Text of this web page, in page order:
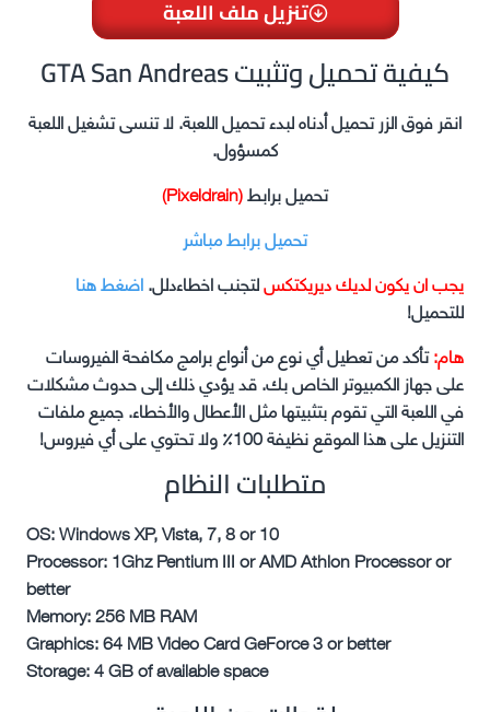
تنزيل ملف اللعبة
GTA San Andreas كيفية تحميل وتثبيت
انقر فوق الزر تحميل أدناه لبدء تحميل اللعبة. لا تنسى تشغيل اللعبة
كمسؤول.
تحميل برابط(Pixeldrain)
تحميل برابط مباشر
يجب ان يكون لديك ديريكتكسلتجنب اخطاءدلل.اضغط هنا
للتحميل!
هام:تأكد من تعطيل أي نوع من أنواع برامج مكافحة الفيروسات
على جهاز الكمبيوتر الخاص بك. قد يؤدي ذلك إلى حدوث مشكلات
في اللعبة التي تقوم بتثبيتها مثل الأعطال والأخطاء. جميع ملفات
التنزيل على هذا الموقع نظيفة 100٪ ولا تحتوي على أي فيروس!
متطلبات النظام
OS: Windows XP, Vista, 7, 8 or 10
Processor: 1Ghz Pentium III or AMD Athlon Processor or
better
Memory: 256 MB RAM
Graphics: 64 MB Video Card GeForce 3 or better
Storage: 4 GB of available space